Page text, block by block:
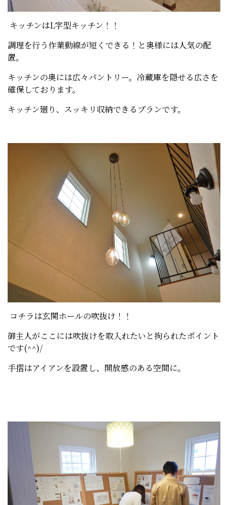
キッチンはL字型キッチン！！
調理を行う作業動線が短くできる！と奥様には人気の配
置。
キッチンの奥には広々パントリー。冷蔵庫を隠せる広さを
確保しております。
キッチン廻り、スッキリ収納できるプランです。
コチラは玄関ホールの吹抜け！！
御主人がここには吹抜けを取入れたいと拘られたポイント
です(^^)/
手摺はアイアンを設置し、開放感のある空間に。